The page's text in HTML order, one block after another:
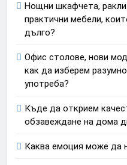
Нощни шкафчета,
практични мебели,
дълго?
Офис столове, нови
как да изберем
употреба?
Къде да открием
обзавеждане на дома
Каква емоция може да